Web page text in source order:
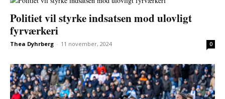
Politiet vil styrke indsatsen mod ulovligt
fyrværkeri
Thea Dyhrberg - 11 november, 2024 0